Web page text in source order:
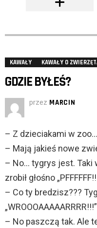
KAWAŁY KAWAŁY O
GDZIE BYŁEŚ?
przez MARCIN
– Z dzieciakami w zoo…
– Mają jakieś nowe
– No… tygrys jest. Taki
zrobił głośno
– Co ty bredzisz???
„WROOOAAAAARRRR!!!”
– No paszczą tak. Ale